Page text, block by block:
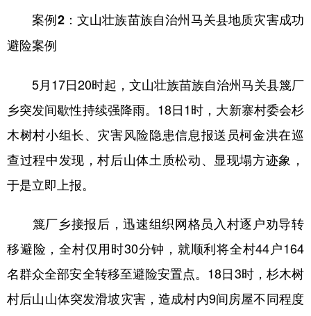
案例2：文山壮族苗族自治州马关县地质灾害成功
避险案例
5月17日20时起，文山壮族苗族自治州马关县篾厂
乡突发间歇性持续强降雨。18日1时，大新寨村委会杉
木树村小组长、灾害风险隐患信息报送员柯金洪在巡
查过程中发现，村后山体土质松动、显现塌方迹象，
于是立即上报。
篾厂乡接报后，迅速组织网格员入村逐户劝导转
移避险，全村仅用时30分钟，就顺利将全村44户164
名群众全部安全转移至避险安置点。18日3时，杉木树
村后山山体突发滑坡灾害，造成村内9间房屋不同程度